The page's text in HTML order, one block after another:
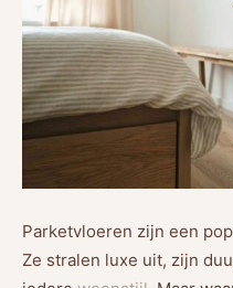
Parketvloeren zijn een
Ze stralen luxe uit, zijn